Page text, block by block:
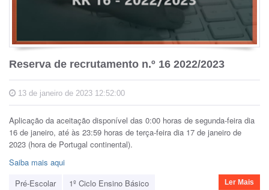
Reserva de recrutamento n.º 16 2022/2023
13 de janeiro de 2023 12:52:00
Aplicação da aceitação disponível das 0:00 horas de segunda-feira dia
16 de janeiro, até às 23:59 horas de terça-feira dia 17 de janeiro de
2023 (hora de Portugal continental).
Saiba mais aqui
Pré-Escolar
1º Ciclo Ensino Básico
Ler Mais